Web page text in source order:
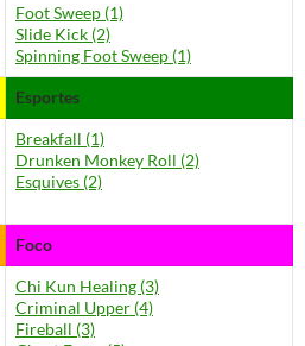
Foot Sweep (1)
Slide Kick (2)
Spinning Foot Sweep (1)
Esportes
Breakfall (1)
Drunken Monkey Roll (2)
Esquives (2)
Foco
Chi Kun Healing (3)
Criminal Upper (4)
Fireball (3)